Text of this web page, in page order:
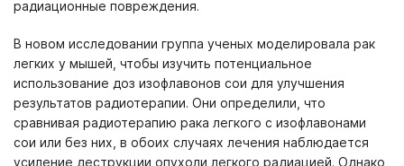
радиационные повреждения.
В новом исследовании группа ученых моделировала рак
легких у мышей, чтобы изучить потенциальное
использование доз изофлавонов сои для улучшения
результатов радиотерапии. Они определили, что
сравнивая радиотерапию рака легкого с изофлавонами
сои или без них, в обоих случаях лечения наблюдается
усиление деструкции опухоли легкого радиацией. Однако